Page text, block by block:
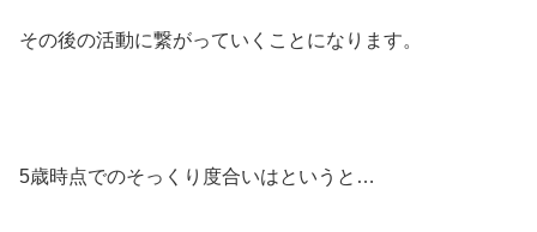
その後の活動に繋がっていくことになります。
5歳時点でのそっくり度合いはというと…